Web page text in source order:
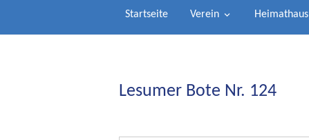
Startseite Verein Heimathaus
Lesumer Bote Nr. 124